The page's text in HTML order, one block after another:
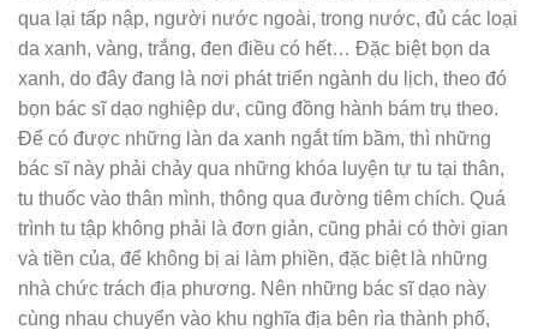
qua lại tấp nập, người nước ngoài, trong nước, đủ các loại
da xanh, vàng, trắng, đen điều có hết… Đặc biệt bọn da
xanh, do đây đang là nơi phát triển ngành du lịch, theo đó
bọn bác sĩ dạo nghiệp dư, cũng đồng hành bám trụ theo.
Để có được những làn da xanh ngắt tím bầm, thì những
bác sĩ này phải chảy qua những khóa luyện tự tu tại thân,
tu thuốc vào thân mình, thông qua đường tiêm chích. Quá
trình tu tập không phải là đơn giản, cũng phải có thời gian
và tiền của, để không bị ai làm phiền, đặc biệt là những
nhà chức trách địa phương. Nên những bác sĩ dạo này
cùng nhau chuyển vào khu nghĩa địa bên rìa thành phố,